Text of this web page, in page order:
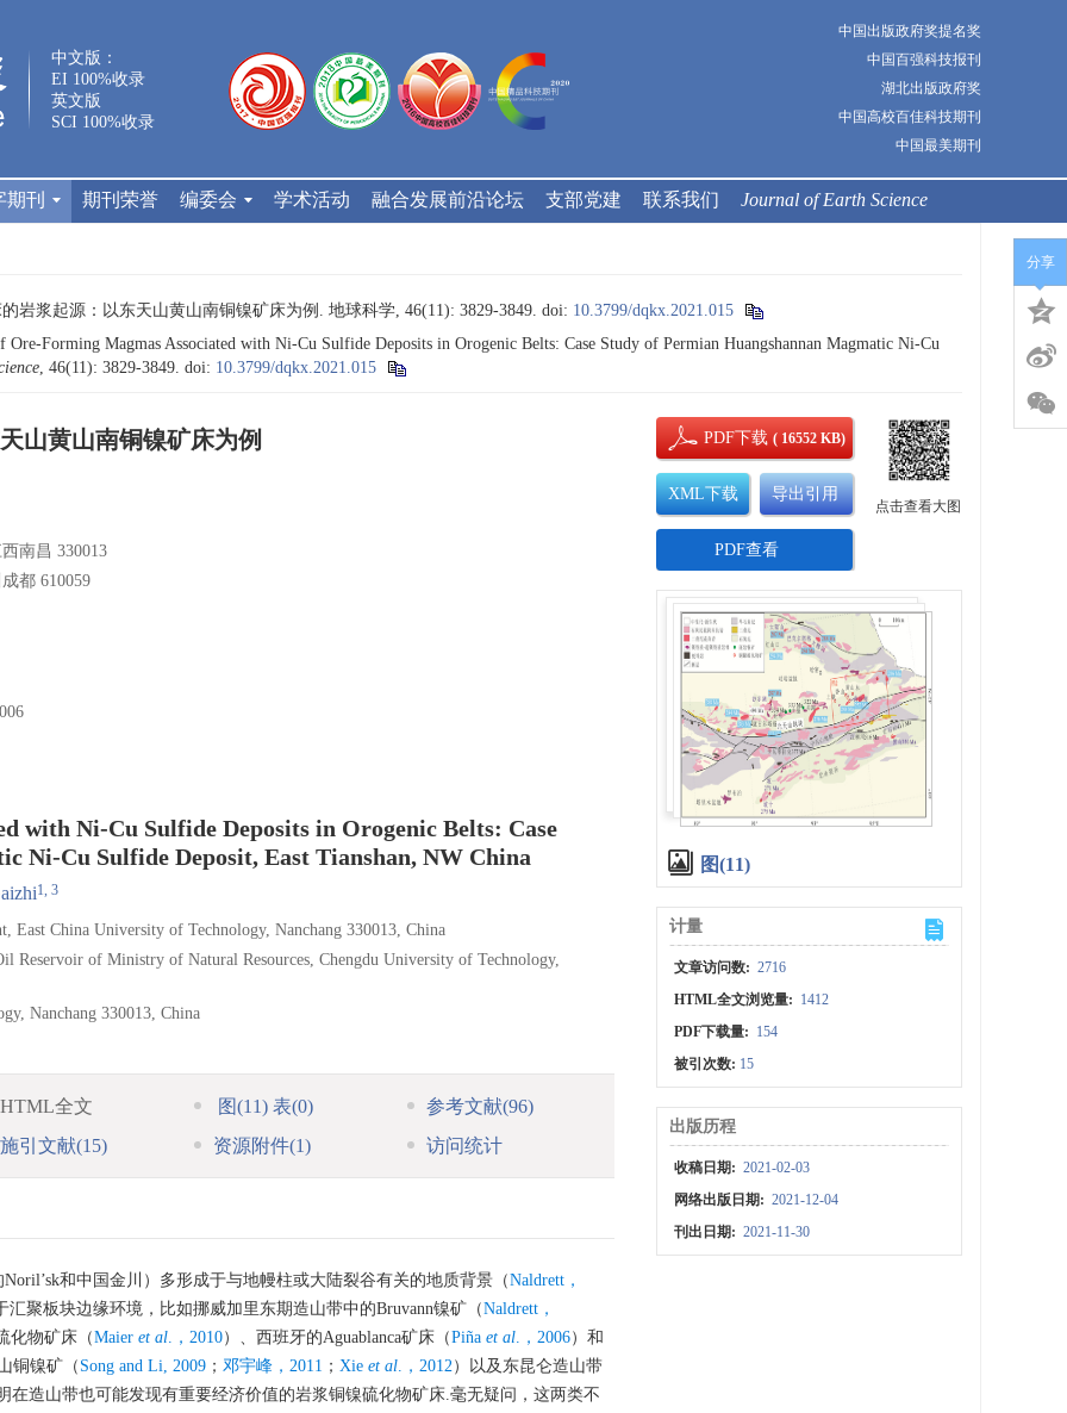
中文版：
EI 100%收录
英文版
SCI 100%收录
中国出版政府奖提名奖
中国百强科技报刊
湖北出版政府奖
中国高校百佳科技期刊
中国最美期刊
期刊 期刊荣誉 编委会 学术活动 融合发展前沿论坛 支部党建 联系我们 Journal of Earth Science
岩浆起源：以东天山黄山南铜镍矿床为例. 地球科学, 46(11): 3829-3849. doi: 10.3799/dqkx.2021.015
Forming Magmas Associated with Ni-Cu Sulfide Deposits in Orogenic Belts: Case Study of Permian Huangshannan Magmatic Ni-Cu
, 46(11): 3829-3849. doi: 10.3799/dqkx.2021.015
山黄山南铜镍矿床为例
南昌 330013
都 610059
with Ni-Cu Sulfide Deposits in Orogenic Belts: Case
Ni-Cu Sulfide Deposit, East Tianshan, NW China
1, 3
East China University of Technology, Nanchang 330013, China
Reservoir of Ministry of Natural Resources, Chengdu University of Technology,
Nanchang 330013, China
HTML全文 图(11) 表(0) 参考文献(96)
施引文献(15) 资源附件(1) 访问统计
和中国金川）多形成于与地幔柱或大陆裂谷有关的地质背景（Naldrett，
聚板块边缘环境，比如挪威加里东期造山带中的Bruvann镍矿（Naldrett，
化物矿床（Maier et al.，2010）、西班牙的Aguablanca矿床（Piña et al.，2006）和
铜镍矿（ Song and Li, 2009 ； 邓宇峰，2011 ； Xie et al.，2012）以及东昆仑造山带
在造山带也可能发现有重要经济价值的岩浆铜镍硫化物矿床.毫无疑问，这两类不
PDF下载( 16552 KB)
XML下载 导出引用
PDF查看
点击查看大图
图(11)
计量
文章访问数: 2716
HTML全文浏览量: 1412
PDF下载量: 154
被引次数: 15
出版历程
收稿日期: 2021-02-03
网络出版日期: 2021-12-04
刊出日期: 2021-11-30
分享